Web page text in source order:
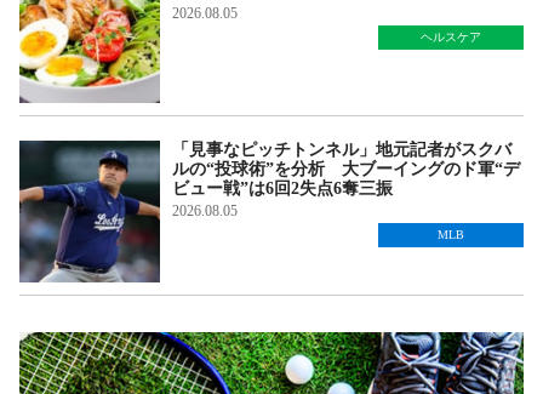
2026.08.05
ヘルスケア
「見事なピッチトンネル」地元記者がスクバ
ルの“投球術”を分析 大ブーイングのド軍“デ
ビュー戦”は6回2失点6奪三振
2026.08.05
MLB